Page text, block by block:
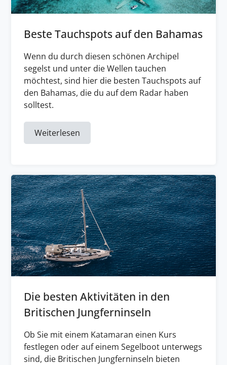
Beste Tauchspots auf den Bahamas
Wenn du durch diesen schönen Archipel
segelst und unter die Wellen tauchen
möchtest, sind hier die besten Tauchspots auf
den Bahamas, die du auf dem Radar haben
solltest.
Weiterlesen
Die besten Aktivitäten in den
Britischen Jungferninseln
Ob Sie mit einem Katamaran einen Kurs
festlegen oder auf einem Segelboot unterwegs
sind, die Britischen Jungferninseln bieten